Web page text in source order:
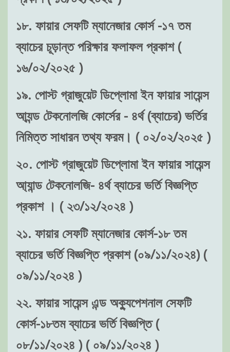
১৮. ফায়ার সেফটি ম্যানেজার কোর্স -১৭ তম
ব্যাচের চূড়ান্ত পরিক্ষার ফলাফল প্রকাশ (
১৬/০২/২০২৫ )
১৯. পোস্ট গ্রাজুয়েট ডিপ্লোমা ইন ফায়ার সায়েন্স
আ্যন্ড টেকনোলজি কোর্সের - ৪র্থ (ব্যাচের) ভর্তির
নিমিত্ত সাধারন তথ্য ফরম। ( ০২/০২/২০২৫ )
২০. পোস্ট গ্রাজুয়েট ডিপ্লোমা ইন ফায়ার সায়েন্স
আ্যান্ড টেকনোলজি- ৪র্থ ব্যাচের ভর্তি বিজ্ঞপ্তি
প্রকাশ । ( ২৩/১২/২০২৪ )
২১. ফায়ার সেফটি ম্যানেজার কোর্স-১৮ তম
ব্যাচের ভর্তি বিজ্ঞপ্তি প্রকাশ (০৯/১১/২০২৪) (
০৯/১১/২০২৪ )
২২. ফায়ার সায়েন্স এন্ড অক্যুপেশনাল সেফটি
কোর্স-১৮তম ব্যাচের ভর্তি বিজ্ঞপ্তি (
০৮/১১/২০২৪ ) ( ০৯/১১/২০২৪ )